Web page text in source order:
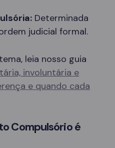
Determinada
judicial formal.
leia nosso guia
involuntária e
e quando cada
Compulsório é